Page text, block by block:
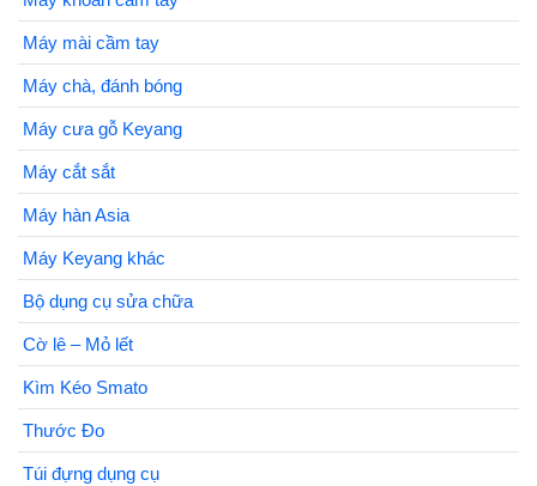
Máy mài cầm tay
Máy chà, đánh bóng
Máy cưa gỗ Keyang
Máy cắt sắt
Máy hàn Asia
Máy Keyang khác
Bộ dụng cụ sửa chữa
Cờ lê – Mỏ lết
Kìm Kéo Smato
Thước Đo
Túi đựng dụng cụ